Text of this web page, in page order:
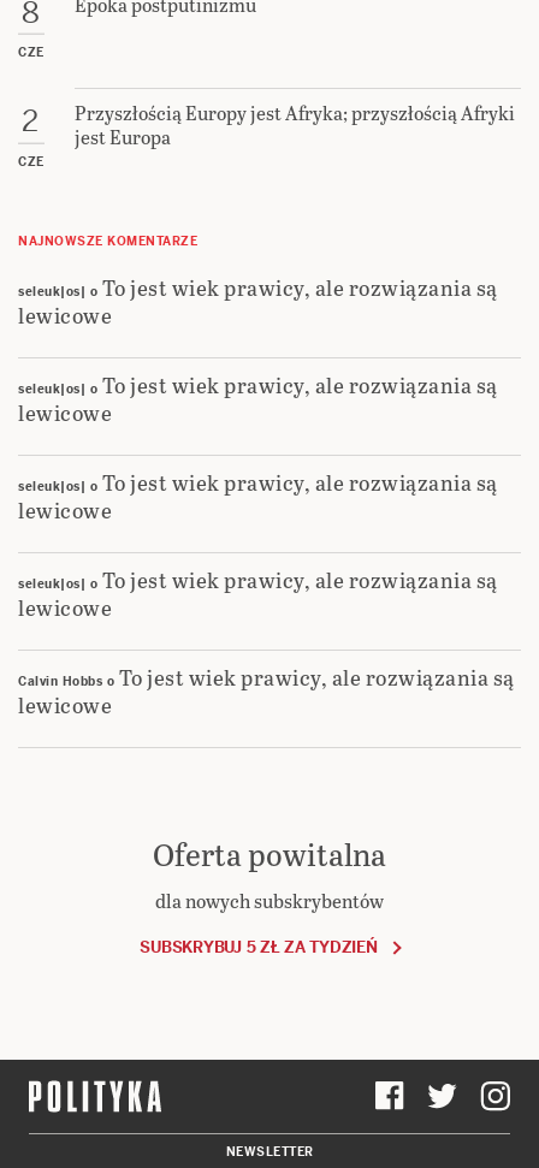
8
CZE
2
CZE
Przyszłością Europy jest Afryka; przyszłością Afryki
jest Europa
NAJNOWSZE KOMENTARZE
seleuk|os| o To jest wiek prawicy, ale rozwiązania są
lewicowe
seleuk|os| o To jest wiek prawicy, ale rozwiązania są
lewicowe
seleuk|os| o To jest wiek prawicy, ale rozwiązania są
lewicowe
seleuk|os| o To jest wiek prawicy, ale rozwiązania są
lewicowe
Calvin Hobbs o To jest wiek prawicy, ale rozwiązania są
lewicowe
Oferta powitalna
dla nowych subskrybentów
SUBSKRYBUJ 5 ZŁ ZA TYDZIEŃ
NEWSLETTER